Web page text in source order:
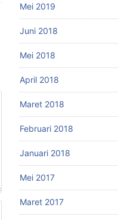
Mei 2019
Juni 2018
Mei 2018
April 2018
Maret 2018
Februari 2018
Januari 2018
Mei 2017
Maret 2017